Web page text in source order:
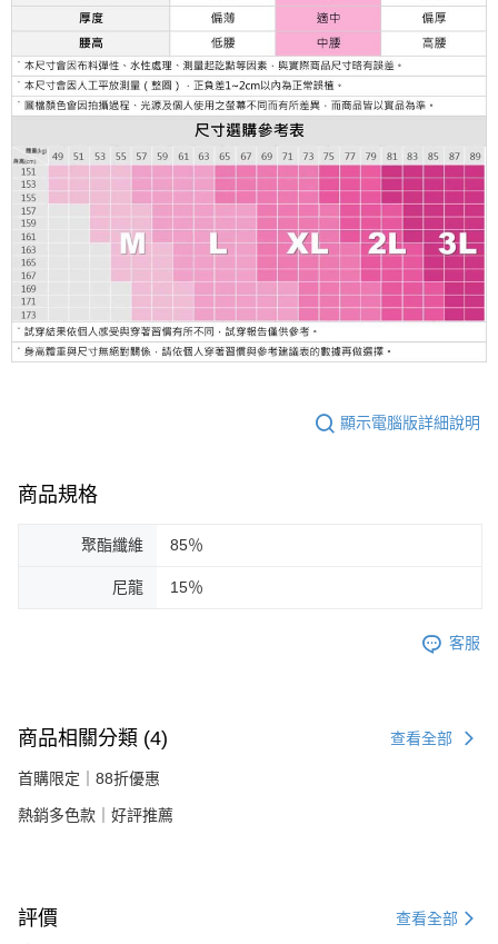
顯示電腦版詳細說明
商品規格
聚酯纖維 85％
尼龍 15％
客服
商品相關分類 (4) 查看全部
首購限定｜88折優惠
熱銷多色款｜好評推薦
評價 查看全部